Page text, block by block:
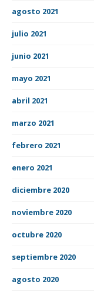
agosto 2021
julio 2021
junio 2021
mayo 2021
abril 2021
marzo 2021
febrero 2021
enero 2021
diciembre 2020
noviembre 2020
octubre 2020
septiembre 2020
agosto 2020